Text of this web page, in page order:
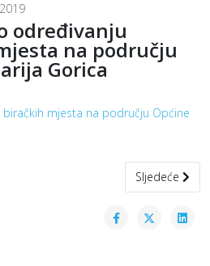
određivanju
na području
Gorica
biračkih mjesta na području Općine
Sljedeći
Sljedeće